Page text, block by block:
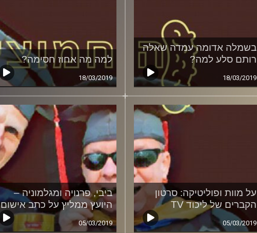
בשמלה אדומה עמדה שאלה
רותם סלע למה?
18/03/2019
למה מה אחוז חסימה?
18/03/2019
על מוות ופוליטיקה: סרטון
הקברים של ליכוד TV
05/03/2019
ביבי, פרנויה ומגלמוניה –
היועץ ממליץ על כתב אישום
05/03/2019